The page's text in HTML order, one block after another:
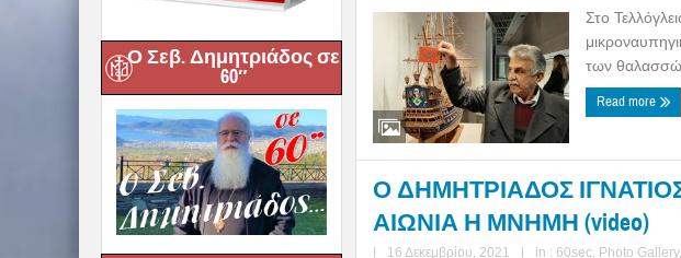
Ο Σεβ. Δημητριάδος σε
60″
Στο
των
Read more
Ο ΔΗΜΗΤΡΙΑΔΟΣ
ΑΙΩΝΙΑ Η ΜΝΗΜΗ (video)
16 Δεκεμβρίου, 2021 in : 60sec, Photo Gallery,